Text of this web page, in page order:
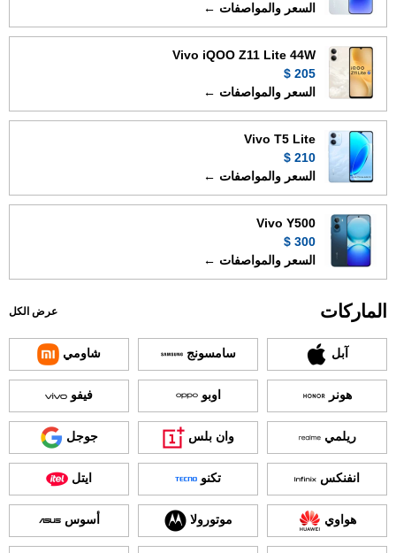
السعر والمواصفات ←
Vivo iQOO Z11 Lite 44W
205 $
السعر والمواصفات ←
Vivo T5 Lite
210 $
السعر والمواصفات ←
Vivo Y500
300 $
السعر والمواصفات ←
الماركات عرض الكل
آبل سامسونج شاومي
هونر اوبو فيفو
ريلمي وان بلس جوجل
انفنكس تكنو ايتل
هواوي موتورولا أسوس